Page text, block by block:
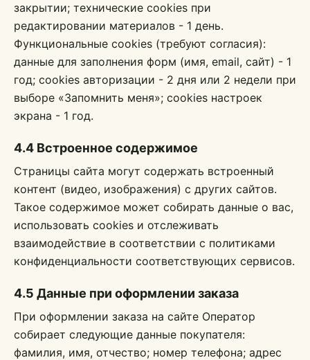
закрытии; технические cookies при
редактировании материалов - 1 день.
Функциональные cookies (требуют согласия):
данные для заполнения форм (имя, email, сайт) - 1
год; cookies авторизации - 2 дня или 2 недели при
выборе «Запомнить меня»; cookies настроек
экрана - 1 год.
4.4 Встроенное содержимое
Страницы сайта могут содержать встроенный
контент (видео, изображения) с других сайтов.
Такое содержимое может собирать данные о вас,
использовать cookies и отслеживать
взаимодействие в соответствии с политиками
конфиденциальности соответствующих сервисов.
4.5 Данные при оформлении заказа
При оформлении заказа на сайте Оператор
собирает следующие данные покупателя:
фамилия, имя, отчество; номер телефона; адрес